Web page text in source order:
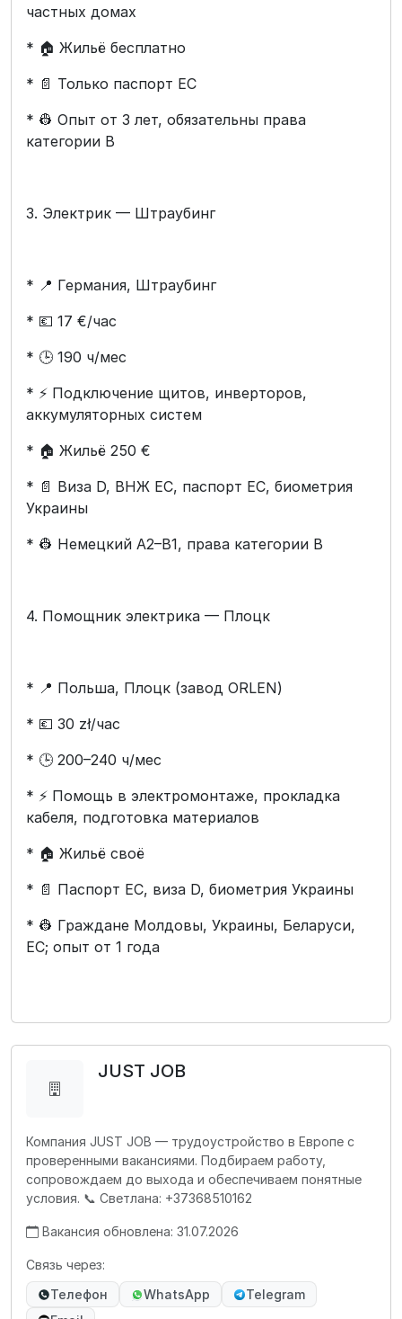
частных домах
* 🏠 Жильё бесплатно
* 📄 Только паспорт ЕС
* 👷 Опыт от 3 лет, обязательны права
категории B
3. Электрик — Штраубинг
* 📍 Германия, Штраубинг
* 💶 17 €/час
* 🕒 190 ч/мес
* ⚡ Подключение щитов, инверторов,
аккумуляторных систем
* 🏠 Жильё 250 €
* 📄 Виза D, ВНЖ ЕС, паспорт ЕС, биометрия
Украины
* 👷 Немецкий A2–B1, права категории B
4. Помощник электрика — Плоцк
* 📍 Польша, Плоцк (завод ORLEN)
* 💶 30 zł/час
* 🕒 200–240 ч/мес
* ⚡ Помощь в электромонтаже, прокладка
кабеля, подготовка материалов
* 🏠 Жильё своё
* 📄 Паспорт ЕС, виза D, биометрия Украины
* 👷 Граждане Молдовы, Украины, Беларуси,
ЕС; опыт от 1 года
JUST JOB
Компания JUST JOB — трудоустройство в Европе с
проверенными вакансиями. Подбираем работу,
сопровождаем до выхода и обеспечиваем понятные
условия. 📞 Светлана: +37368510162
Вакансия обновлена: 31.07.2026
Связь через:
Телефон
WhatsApp
Telegram